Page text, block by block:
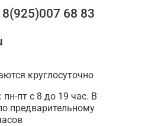
8(925)007 68 83
круглосуточно
пт с 8 до 19 час. В
предварительному